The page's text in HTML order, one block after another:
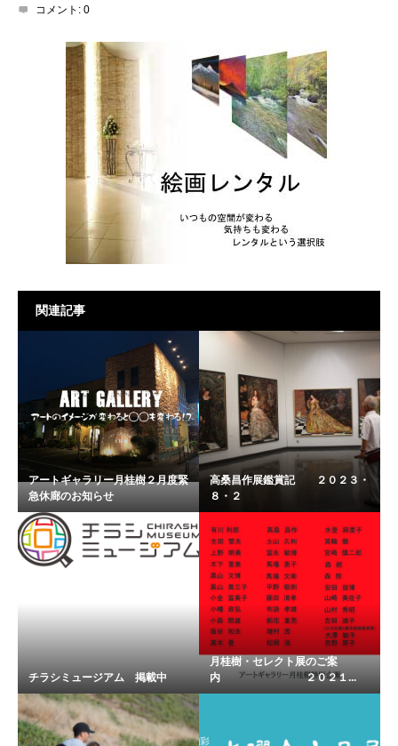
コメント: 0
関連記事
アートギャラリー月桂樹２月度緊
急休廊のお知らせ
高桑昌作展鑑賞記 ２０２３・
８・２
チラシミュージアム 掲載中
月桂樹・セレクト展のご案
内 ２０２１...